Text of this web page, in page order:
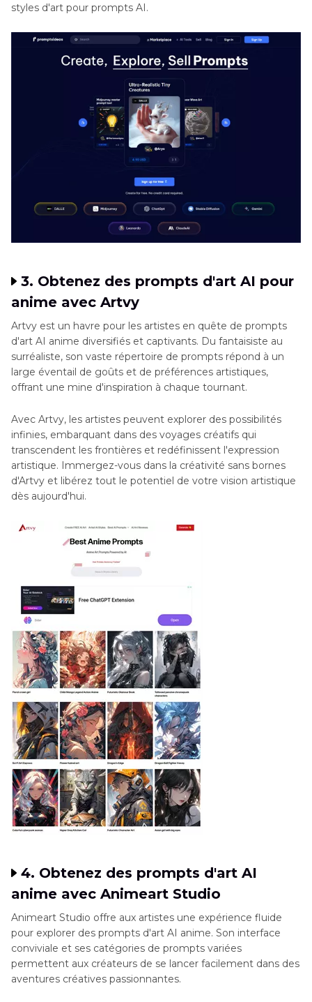
styles d'art pour prompts AI.
3. Obtenez des prompts d'art AI pour
anime avec Artvy
Artvy est un havre pour les artistes en quête de prompts
d'art AI anime diversifiés et captivants. Du fantaisiste au
surréaliste, son vaste répertoire de prompts répond à un
large éventail de goûts et de préférences artistiques,
offrant une mine d'inspiration à chaque tournant.
Avec Artvy, les artistes peuvent explorer des possibilités
infinies, embarquant dans des voyages créatifs qui
transcendent les frontières et redéfinissent l'expression
artistique. Immergez-vous dans la créativité sans bornes
d'Artvy et libérez tout le potentiel de votre vision artistique
dès aujourd'hui.
4. Obtenez des prompts d'art AI
anime avec Animeart Studio
Animeart Studio offre aux artistes une expérience fluide
pour explorer des prompts d'art AI anime. Son interface
conviviale et ses catégories de prompts variées
permettent aux créateurs de se lancer facilement dans des
aventures créatives passionnantes.